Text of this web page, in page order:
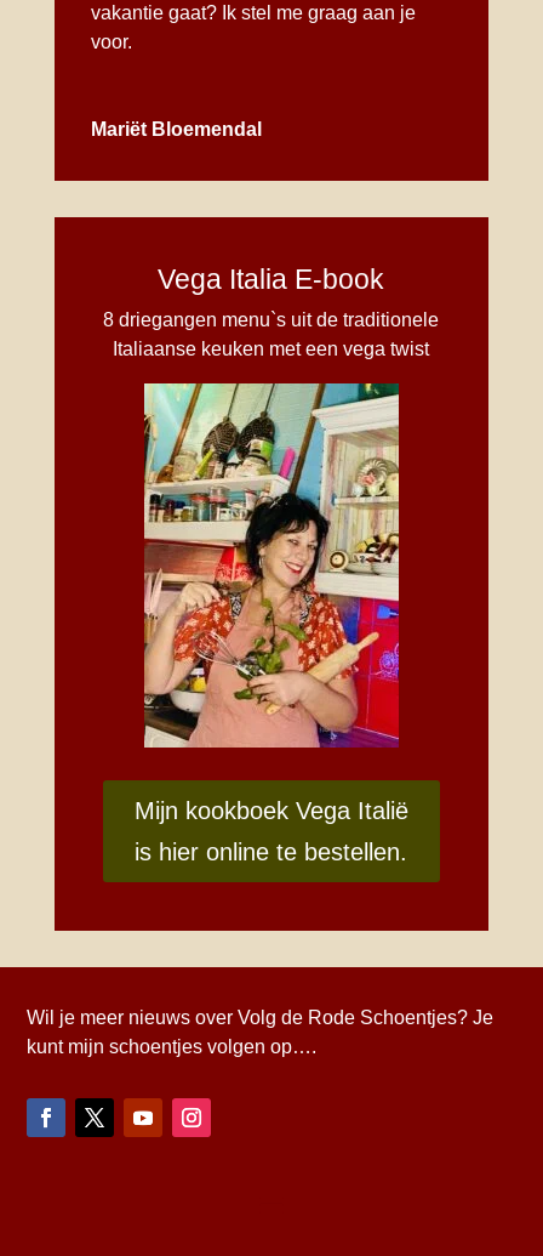
vakantie gaat? Ik stel me graag aan je
voor.
Mariët Bloemendal
Vega Italia E-book
8 driegangen menu`s uit de traditionele
Italiaanse keuken met een vega twist
Mijn kookboek Vega Italië
is hier online te bestellen.
Wil je meer nieuws over Volg de Rode Schoentjes? Je
kunt mijn schoentjes volgen op….